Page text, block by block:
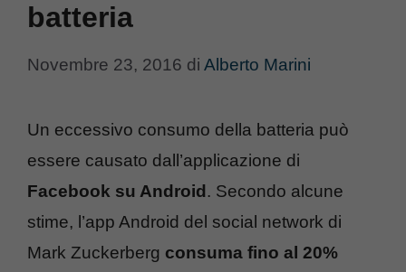
batteria
Novembre 23, 2016 di Alberto Marini
Un eccessivo consumo della batteria può
essere causato dall’applicazione di
Facebook su Android. Secondo alcune
stime, l’app Android del social network di
Mark Zuckerberg consuma fino al 20%